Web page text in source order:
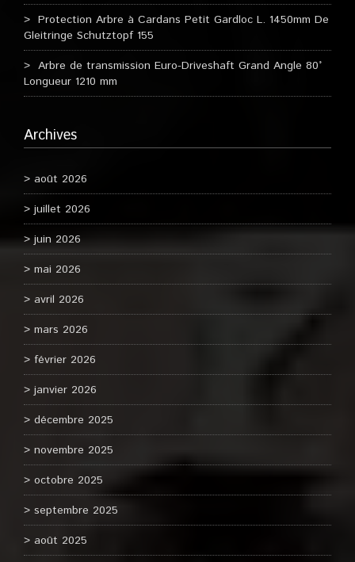
Protection Arbre à Cardans Petit Gardloc L. 1450mm De
Gleitringe Schutztopf 155
Arbre de transmission Euro-Driveshaft Grand Angle 80°
Longueur 1210 mm
Archives
août 2026
juillet 2026
juin 2026
mai 2026
avril 2026
mars 2026
février 2026
janvier 2026
décembre 2025
novembre 2025
octobre 2025
septembre 2025
août 2025